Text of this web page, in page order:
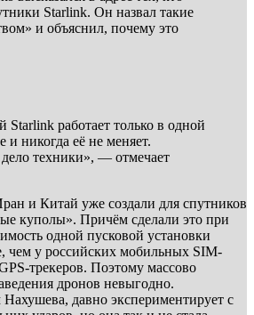
Starlink. Он назвал такие
и объяснил, почему это
Starlink работает только в одной
и никогда её не меняет.
техники», — отмечает
и Китай уже создали для спутников
куполы». Причём сделали это при
одной пусковой установки
чем у российских мобильных SIM-
трекеров. Поэтому массово
дронов невыгодно.
давно экспериментирует с